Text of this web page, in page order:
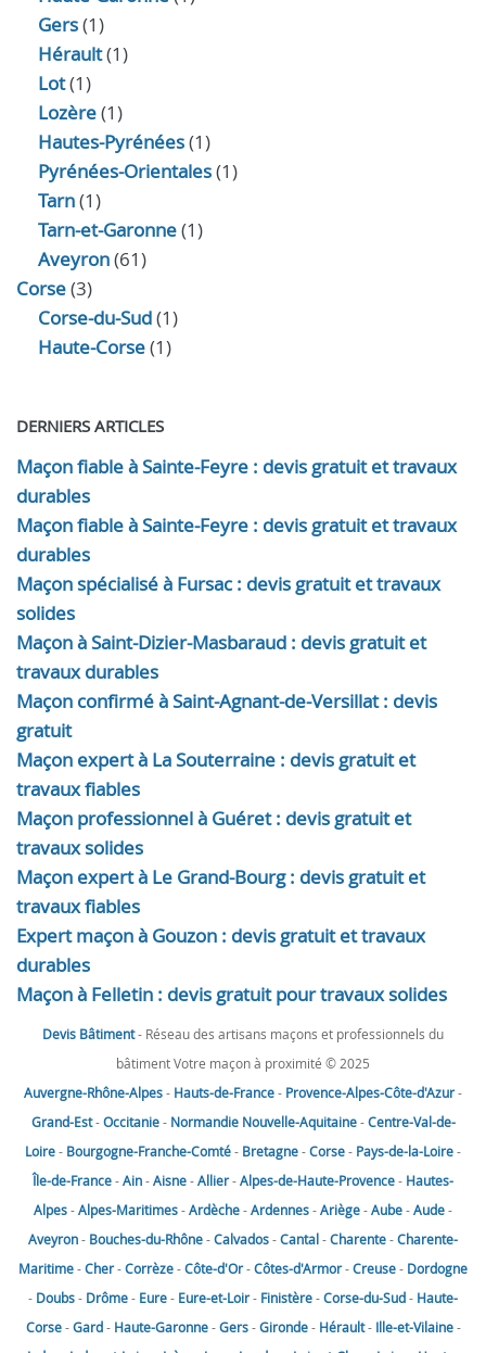
Gers(1)
Hérault(1)
Lot(1)
Lozère(1)
Hautes-Pyrénées(1)
Pyrénées-Orientales(1)
Tarn(1)
Tarn-et-Garonne(1)
Aveyron(61)
Corse(3)
Corse-du-Sud(1)
Haute-Corse(1)
DERNIERS ARTICLES
Maçon fiable à Sainte-Feyre : devis gratuit et travaux
durables
Maçon fiable à Sainte-Feyre : devis gratuit et travaux
durables
Maçon spécialisé à Fursac : devis gratuit et travaux
solides
Maçon à Saint-Dizier-Masbaraud : devis gratuit et
travaux durables
Maçon confirmé à Saint-Agnant-de-Versillat : devis
gratuit
Maçon expert à La Souterraine : devis gratuit et
travaux fiables
Maçon professionnel à Guéret : devis gratuit et
travaux solides
Maçon expert à Le Grand-Bourg : devis gratuit et
travaux fiables
Expert maçon à Gouzon : devis gratuit et travaux
durables
Maçon à Felletin : devis gratuit pour travaux solides
Devis Bâtiment- Réseau des artisans maçons et professionnels du
bâtiment Votre maçon à proximité © 2025
Auvergne-Rhône-Alpes- Hauts-de-France- Provence-Alpes-Côte-d'Azur-
Grand-Est-Occitanie- Normandie Nouvelle-Aquitaine-Centre-Val-de-
Loire- Bourgogne-Franche-Comté- Bretagne-Corse- Pays-de-la-Loire-
Île-de-France-Ain-Aisne-Allier-Alpes-de-Haute-Provence- Hautes-
Alpes-Alpes-Maritimes-Ardèche-Ardennes-Ariège-Aube-Aude-
Aveyron- Bouches-du-Rhône-Calvados-Cantal-Charente-Charente-
Maritime-Cher-Corrèze-Côte-d'Or-Côtes-d'Armor-Creuse- Dordogne
- Doubs- Drôme- Eure- Eure-et-Loir- Finistère-Corse-du-Sud- Haute-
Corse-Gard- Haute-Garonne-Gers-Gironde- Hérault- Ille-et-Vilaine-